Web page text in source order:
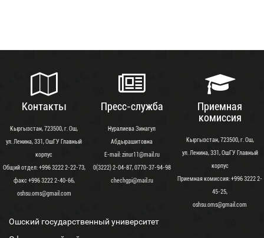
Контакты
Кыргызстан, 723500, г. Ош,
ул. Ленина, 331, ОшГУ Главный
корпус
Общий отдел: +996 3222 2-22-73,
факс +996 3222 2-40-66,
oshsu.oms@gmail.com
Пресс-служба
Нуралиева Зинагул
Абдырашитовна
Е-mail: zinur11@mail.ru
0(3222) 2-04-87, 0770-37-94-98
chechgpi@mail.ru
Приемная
комиссия
Кыргызстан, 723500, г. Ош,
ул. Ленина, 331, ОшГУ Главный
корпус
Приемная комиссия: +996 3222 2-
45-25,
oshsu.oms@gmail.com
Ошский государственный университет